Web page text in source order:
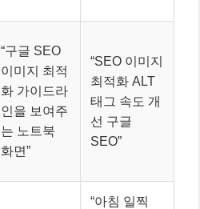
“구글 SEO
이미지 최적
화 가이드라
인을 보여주
는 노트북
화면”
“SEO 이미지
최적화 ALT
태그 속도 개
선 구글
SEO”
“아침 일찍